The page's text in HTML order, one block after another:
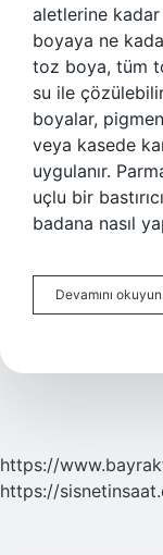
aletlerine kadar
boyaya ne
toz boya, tüm
su ile
boyalar,
veya kasede
uygulanır.
uçlu bir
badana nasıl
Devamını okuyun
https://
https://